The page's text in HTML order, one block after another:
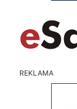
REKLAMA